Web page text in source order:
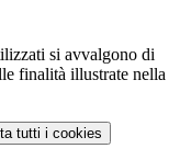
si avvalgono di
finalità illustrate nella
tutti i cookies